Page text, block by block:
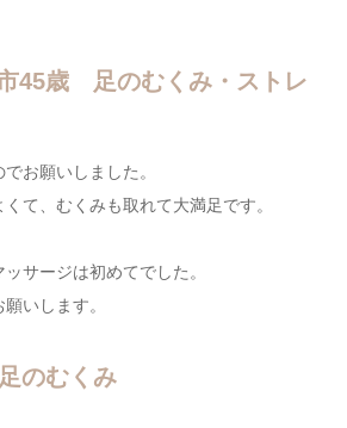
45歳 足のむくみ・ストレ
お願いしました。
て、むくみも取れて大満足です。
サージは初めてでした。
いします。
のむくみ